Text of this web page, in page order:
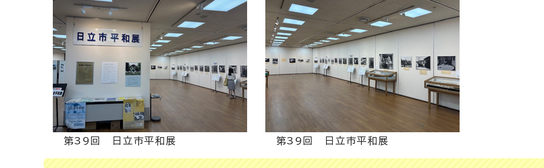
第39回 日立市平和展 第39回 日立市平和展